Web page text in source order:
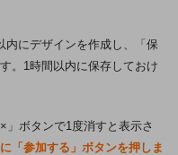
内にデザインを作成し、「保
。1時間以内に保存しておけ
ボタンで1度消すと表示さ
「参加する」ボタンを押しま